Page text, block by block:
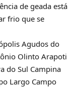
de geada está
frio que se
Agudos do
Olinto Arapoti
do Sul Campina
Largo Campo